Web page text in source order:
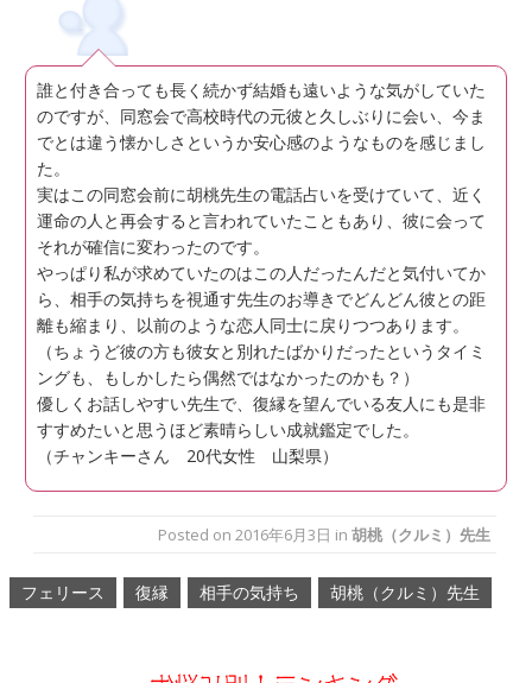
誰と付き合っても長く続かず結婚も遠いような気がしていた
のですが、同窓会で高校時代の元彼と久しぶりに会い、今ま
でとは違う懐かしさというか安心感のようなものを感じまし
た。
実はこの同窓会前に胡桃先生の電話占いを受けていて、近く
運命の人と再会すると言われていたこともあり、彼に会って
それが確信に変わったのです。
やっぱり私が求めていたのはこの人だったんだと気付いてか
ら、相手の気持ちを視通す先生のお導きでどんどん彼との距
離も縮まり、以前のような恋人同士に戻りつつあります。
（ちょうど彼の方も彼女と別れたばかりだったというタイミ
ングも、もしかしたら偶然ではなかったのかも？）
優しくお話しやすい先生で、復縁を望んでいる友人にも是非
すすめたいと思うほど素晴らしい成就鑑定でした。
（チャンキーさん 20代女性 山梨県）
Posted on 2016年6月3日 in 胡桃（クルミ）先生
フェリース 復縁 相手の気持ち 胡桃（クルミ）先生